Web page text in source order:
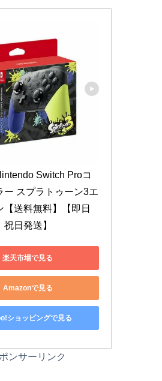
Switch Proコ
ー スプラトゥーン3エ
【送料無料】【即日
日発送】
楽天市場で見る
Amazonで見る
ショッピングで見る
ンサーリンク